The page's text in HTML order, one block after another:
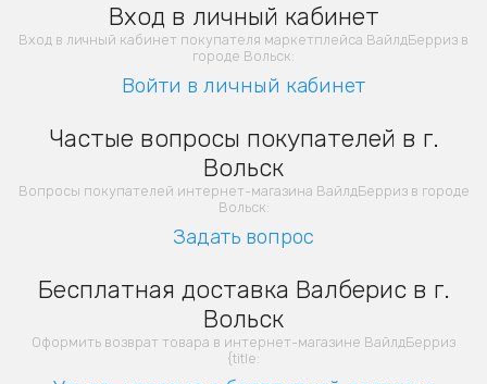
Вход в личный кабинет
Вход в личный кабинет покупателя маркетплейса ВайлдБерриз в
городе Вольск:
Войти в личный кабинет
Частые вопросы покупателей в г.
Вольск
Вопросы покупателей интернет-магазина ВайлдБерриз в городе
Вольск:
Задать вопрос
Бесплатная доставка Валберис в г.
Вольск
Оформить возврат товара в интернет-магазине ВайлдБерриз
{title: